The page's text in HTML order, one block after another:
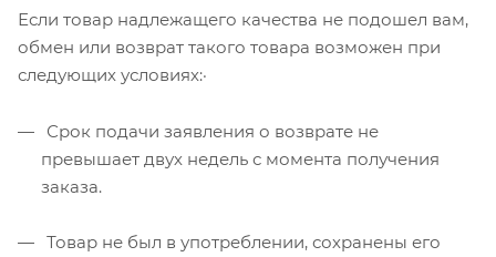
Если товар надлежащего качества не подошел вам,
обмен или возврат такого товара возможен при
следующих условиях:·
Срок подачи заявления о возврате не
превышает двух недель с момента получения
заказа.
Товар не был в употреблении, сохранены его